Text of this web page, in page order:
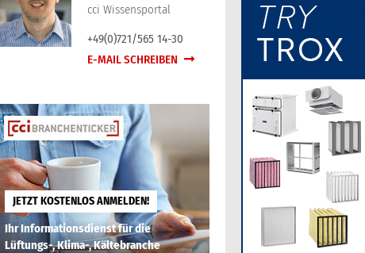
cci Wissensportal
+49(0)721/565 14-30
E-MAIL SCHREIBEN
JETZT KOSTENLOS ANMELDEN!
Ihr Informationsdienst für die
Lüftungs-, Klima-, Kältebranche